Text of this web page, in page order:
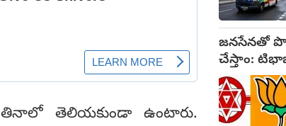
తెలియకుండా ఉంటారు.
జనసేనతో
చేస్తాం: